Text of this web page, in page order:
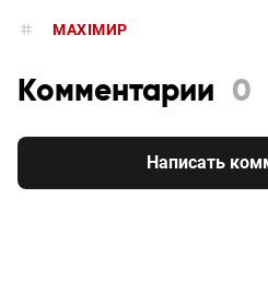
MAXIMИР
Комментарии 0
Написать